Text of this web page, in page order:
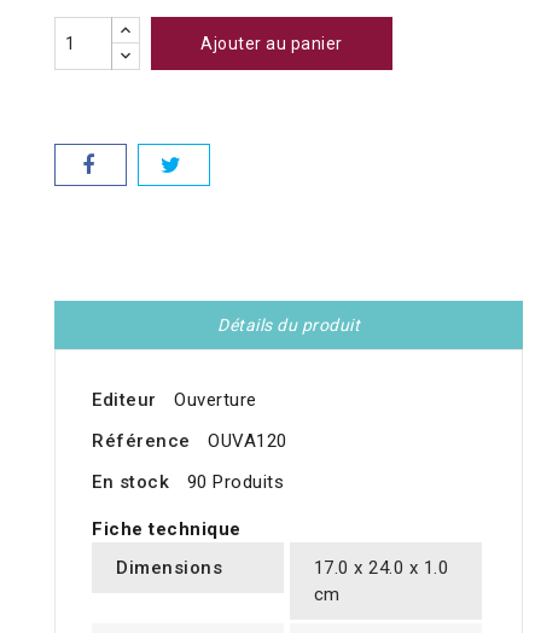
Ajouter au panier
Détails du produit
Editeur
Ouverture
Référence
OUVA120
En stock
90 Produits
Fiche technique
Dimensions
17.0 x 24.0 x 1.0
cm